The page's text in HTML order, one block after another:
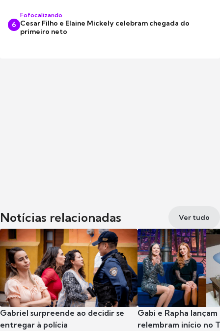
6
Fofocalizando
Cesar Filho e Elaine Mickely celebram chegada do
primeiro neto
Notícias relacionadas Ver tudo
Gabriel surpreende ao decidir se
entregar à polícia
Gabi e Rapha
relembram início no